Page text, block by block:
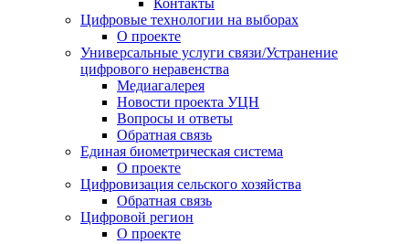
Цифровые технологии на выборах
О проекте
Универсальные услуги связи/Устранение
цифрового неравенства
Медиагалерея
Новости проекта УЦН
Вопросы и ответы
Обратная связь
Единая биометрическая система
О проекте
Цифровизация сельского хозяйства
Обратная связь
Цифровой регион
О проекте